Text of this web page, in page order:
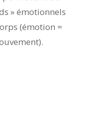
» émotionnels
(émotion =